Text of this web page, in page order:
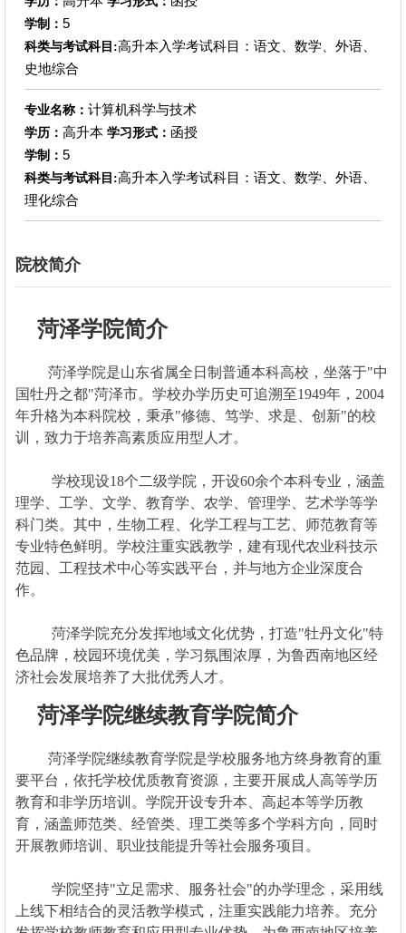
学制： 5
科类与考试科目:高升本入学考试科目：语文、数学、外语、
史地综合
专业名称： 计算机科学与技术
学历： 高升本 学习形式： 函授
学制： 5
科类与考试科目:高升本入学考试科目：语文、数学、外语、
理化综合
院校简介
菏泽学院简介
菏泽学院是山东省属全日制普通本科高校，坐落于"中
国牡丹之都"菏泽市。学校办学历史可追溯至1949年，2004
年升格为本科院校，秉承"修德、笃学、求是、创新"的校
训，致力于培养高素质应用型人才。
学校现设18个二级学院，开设60余个本科专业，涵盖
理学、工学、文学、教育学、农学、管理学、艺术学等学
科门类。其中，生物工程、化学工程与工艺、师范教育等
专业特色鲜明。学校注重实践教学，建有现代农业科技示
范园、工程技术中心等实践平台，并与地方企业深度合
作。
菏泽学院充分发挥地域文化优势，打造"牡丹文化"特
色品牌，校园环境优美，学习氛围浓厚，为鲁西南地区经
济社会发展培养了大批优秀人才。
菏泽学院继续教育学院简介
菏泽学院继续教育学院是学校服务地方终身教育的重
要平台，依托学校优质教育资源，主要开展成人高等学历
教育和非学历培训。学院开设专升本、高起本等学历教
育，涵盖师范类、经管类、理工类等多个学科方向，同时
开展教师培训、职业技能提升等社会服务项目。
学院坚持"立足需求、服务社会"的办学理念，采用线
上线下相结合的灵活教学模式，注重实践能力培养。充分